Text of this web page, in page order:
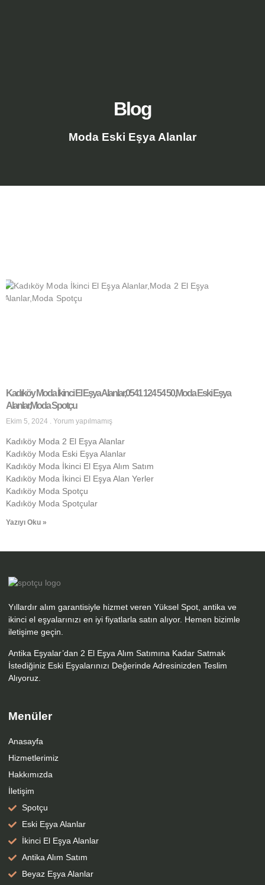
Blog
Moda Eski Eşya Alanlar
Kadıköy Moda İkinci El Eşya Alanlar,0541 124 54 50,Moda Eski Eşya
Alanlar,Moda Spotçu
Ekim 5, 2024 Yorum yapılmamış
Kadıköy Moda 2 El Eşya Alanlar
Kadıköy Moda Eski Eşya Alanlar
Kadıköy Moda İkinci El Eşya Alım Satım
Kadıköy Moda İkinci El Eşya Alan Yerler
Kadıköy Moda Spotçu
Kadıköy Moda Spotçular
Yazıyı Oku »
Yıllardır alım garantisiyle hizmet veren Yüksel Spot, antika ve
ikinci el eşyalarınızı en iyi fiyatlarla satın alıyor. Hemen bizimle
iletişime geçin.
Antika Eşyalar’dan 2 El Eşya Alım Satımına Kadar Satmak
İstediğiniz Eski Eşyalarınızı Değerinde Adresinizden Teslim
Alıyoruz.
Menüler
Anasayfa
Hizmetlerimiz
Hakkımızda
İletişim
Spotçu
Eski Eşya Alanlar
İkinci El Eşya Alanlar
Antika Alım Satım
Beyaz Eşya Alanlar